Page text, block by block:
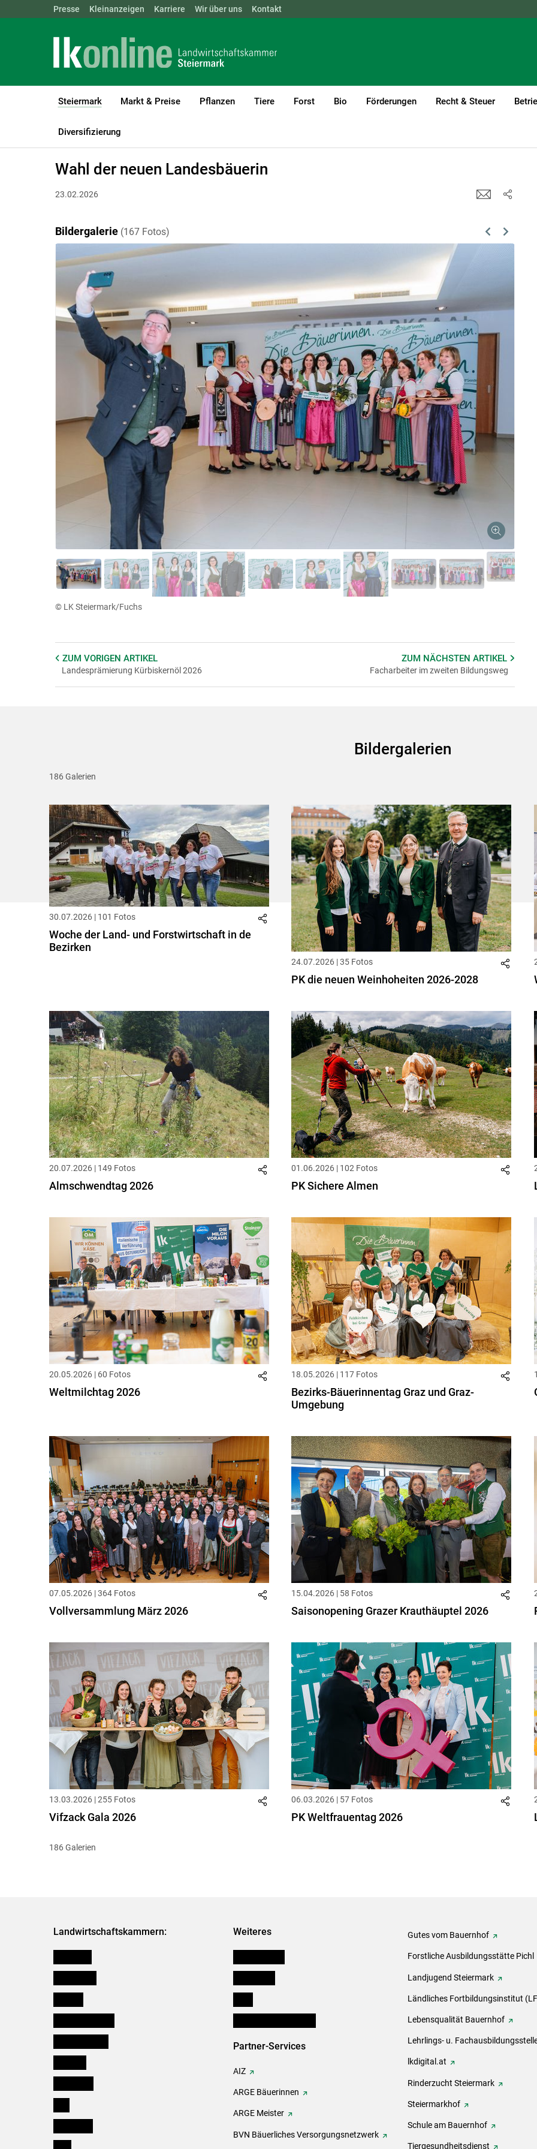
Landwirtschaftskammern: ÖSTERREICH BGLD KTN NÖ
Presse Kleinanzeigen Karriere Wir über uns Kontakt
Steiermark
(current)1
Markt & Preise Pflanzen Tiere Forst Bio Förderungen Recht & Steuer
Diversifizierung
LK Steiermark Steiermark
Wahl der neuen Landesbäuerin
23.02.2026
Bildergalerie (167 Fotos) Previous
Next
© LK Steiermark/Fuchs
ZUM VORIGENARTIKEL
Landesprämierung Kürbiskernöl 2026
ZUM NÄCHSTENARTIKEL
Facharbeiter im zweiten Bildungsweg
Bildergalerien
186 Galerien
30.07.2026 | 101 Fotos
Woche der Land- und Forstwirtschaft in de
Bezirken
24.07.2026 | 35 Fotos
PK die neuen Weinhoheiten 2026-2028
20.07.2026 | 149 Fotos
Almschwendtag 2026
01.06.2026 | 102 Fotos
PK Sichere Almen
20.05.2026 | 60 Fotos
Weltmilchtag 2026
18.05.2026 | 117 Fotos
Bezirks-Bäuerinnentag Graz und Graz-
Umgebung
07.05.2026 | 364 Fotos
Vollversammlung März 2026
15.04.2026 | 58 Fotos
Saisonopening Grazer Krauthäuptel 2026
13.03.2026 | 255 Fotos
Vifzack Gala 2026
06.03.2026 | 57 Fotos
PK Weltfrauentag 2026
186 Galerien
Landwirtschaftskammern: Weiteres
Partner-Services
AIZ
ARGE Bäuerinnen
ARGE Meister
BVN Bäuerliches Versorgungsnetzwerk
Gutes vom Bauernhof
Forstliche Ausbildungsstätte Pichl
Landjugend Steiermark
Ländliches Fortbildungsinstitut
Lebensqualität Bauernhof
Lehrlings- u.
lkdigital.at
Rinderzucht Steiermark
Steiermarkhof
Schule am Bauernhof
Tiergesundheitsdienst